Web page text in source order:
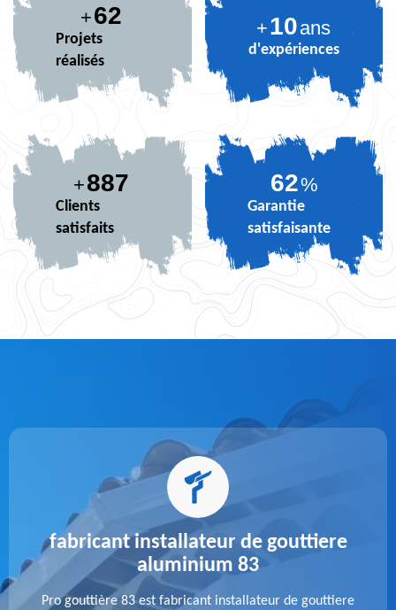
+74
Projets
réalisés
+10ans
d'expériences
+887
Clients
satisfaits
74%
Garantie
satisfaisante
fabricant installateur de gouttiere
aluminium 83
Pro gouttière 83 est fabricant installateur de gouttiere